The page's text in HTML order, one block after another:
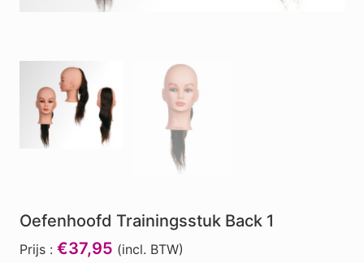
Oefenhoofd Trainingsstuk Back 1
Prijs : €37,95 (incl. BTW)